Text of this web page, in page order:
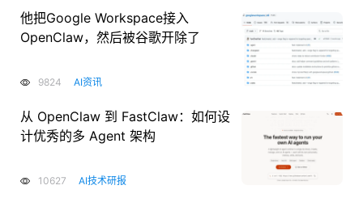
他把Google Workspace接入
OpenClaw，然后被谷歌开除了
9824 AI资讯
从 OpenClaw 到 FastClaw：如何设
计优秀的多 Agent 架构
10627 AI技术研报